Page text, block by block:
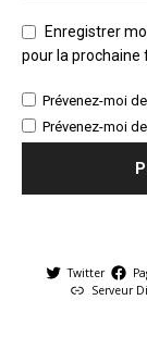
Enregistrer
pour la prochaine
Prévenez-moi
Prévenez-moi
Twitter
Serveur